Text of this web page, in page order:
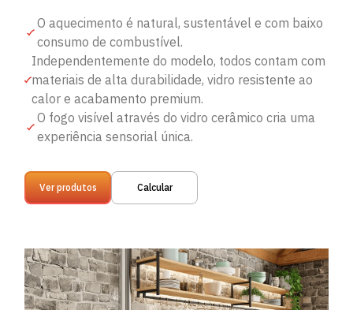
O aquecimento é natural, sustentável e com baixo
consumo de combustível.
Independentemente do modelo, todos contam com
materiais de alta durabilidade, vidro resistente ao
calor e acabamento premium.
O fogo visível através do vidro cerâmico cria uma
experiência sensorial única.
Ver produtos Calcular